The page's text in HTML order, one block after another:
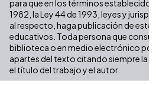
para que en los términos establecidos
1982, la Ley 44 de 1993, leyes y
al respecto, haga publicación de este
educativos. Toda persona que
biblioteca o en medio electrónico
apartes del texto citando siempre la
el título del trabajo y el autor.